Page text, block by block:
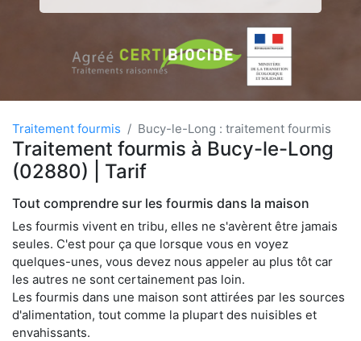
Traitement fourmis Bucy-le-Long : traitement fourmis
Traitement fourmis à Bucy-le-Long
(02880) | Tarif
Tout comprendre sur les fourmis dans la maison
Les fourmis vivent en tribu, elles ne s'avèrent être jamais
seules. C'est pour ça que lorsque vous en voyez
quelques-unes, vous devez nous appeler au plus tôt car
les autres ne sont certainement pas loin.
Les fourmis dans une maison sont attirées par les sources
d'alimentation, tout comme la plupart des nuisibles et
envahissants.